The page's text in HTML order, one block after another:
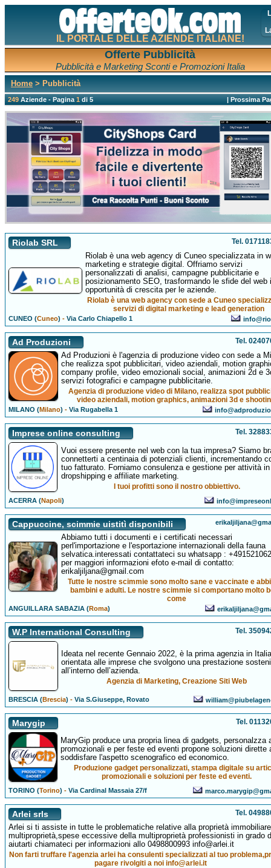
IL PORTALE DELLE AZIENDE ITALIANE!
Offerte Pubblicità
Pubblicità e Marketing Sconti e Promozioni Italia
Home > Pubblicità
249Aziende - Pagina1di 5 |Prossima
Riolab SRL Tel.
Riolab è una web agency di Cuneo specializzata in
marketing e strategie digital. Offriamo servizi
personalizzati di analisi, campagne pubblicitarie e
posizionamento SEO, trasformando le sfide del web
opportunità di crescita per le aziende.
Riolab è una web agency con sede a Cuneo
servizi di digital marketing e lead generation
CUNEO (Cuneo) -Via Carlo Chiapello 1
Ad Produzioni Tel.
Ad Produzioni è l'agenzia di produzione video con sede a
che realizza spot pubblicitari, video aziendali, motion
company profile, video emozionali social, animazioni 2d e
servizi fotografici e campagne pubblicitarie.
Agenzia di produzione video di Milano, realizza spot
video aziendali, motion graphics, animazioni 3d e
MILANO (Milano) -Via Rugabella 1
Imprese online consulting Tel.
Vuoi essere presente nel web con la tua impresa? Siamo
connetterti a centinaia di potenziali clienti, incrementando
tuo fatturato. Forniamo consulenza e gestione per attività in
dropshipping e affiliate marketing.
I tuoi profitti sono il nostro obbiettivo.
ACERRA (Napoli)
Cappuccine, scimmie uistitì disponibili
Abbiamo tutti i documenti e i certificati necessari
perl'importazione e l'esportazione internazionali della fauna
selvatica.interessati contattateci su whatsapp :
per maggiori informazioni efoto e-mail di contatto:
erikaljiljana@gmail.com
Tutte le nostre scimmie sono molto sane e vaccinate e
bambini e adulti. Le nostre scimmie si comportano molto
come
ANGUILLARA SABAZIA (Roma)
W.P International Consulting Tel.
Ideata nel recente Gennaio 2022, è la prima agenzia in Italia
orientata alle imprese che svolgono una prestazione
all’interno dell’azienda.
Agenzia di Marketing, Creazione Siti Web
BRESCIA (Brescia) -Via S.Giuseppe, Rovato
Marygip Tel.
MaryGip produce una propria linea di gadgets, personalzza
promozionali e per feste ed eventi propone soluzioni dirette
soddisfare l'aspetto scenografico ed economico.
Produzione gadget personalizzati, stampa digitale su
promozionali e soluzioni per feste ed eventi.
TORINO (Torino) -Via Cardinal Massaia 27/f
Arlei srls Tel.
Arlei si ti assiste in tutte le problematiche relative alla proprietà
multiproprietà,spese eccessive della multiproprietà professionisti in grado
aiutarti chiamateci per informazioni allo 0498800993 info@arlei.it
Non farti truffare l'agenzia arlei ha consulenti specializzati al tuo
pagare rivolgiti a noi info@arlei.it